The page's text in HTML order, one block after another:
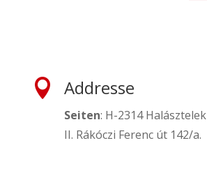
 Addresse
Seiten: H-2314 Halásztelek
II. Rákóczi Ferenc út 142/a.